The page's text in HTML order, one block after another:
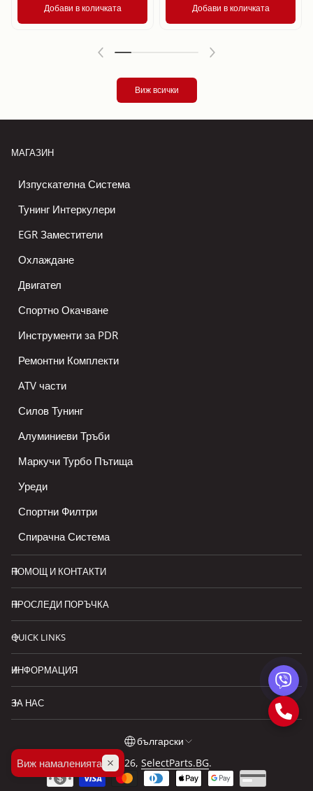
Добави в количката Добави в количката
Виж всички
МАГАЗИН
Изпускателна Система
Тунинг Интеркулери
EGR Заместители
Охлаждане
Двигател
Спортно Окачване
Инструменти за PDR
Ремонтни Комплекти
ATV части
Силов Тунинг
Алуминиеви Тръби
Маркучи Турбо Пътища
Уреди
Спортни Филтри
Спирачна Система
ПОМОЩ И КОНТАКТИ
ПРОСЛЕДИ ПОРЪЧКА
QUICK LINKS
ИНФОРМАЦИЯ
ЗА НАС
български
български
© 2026, SelectParts.BG.
Виж намаленията